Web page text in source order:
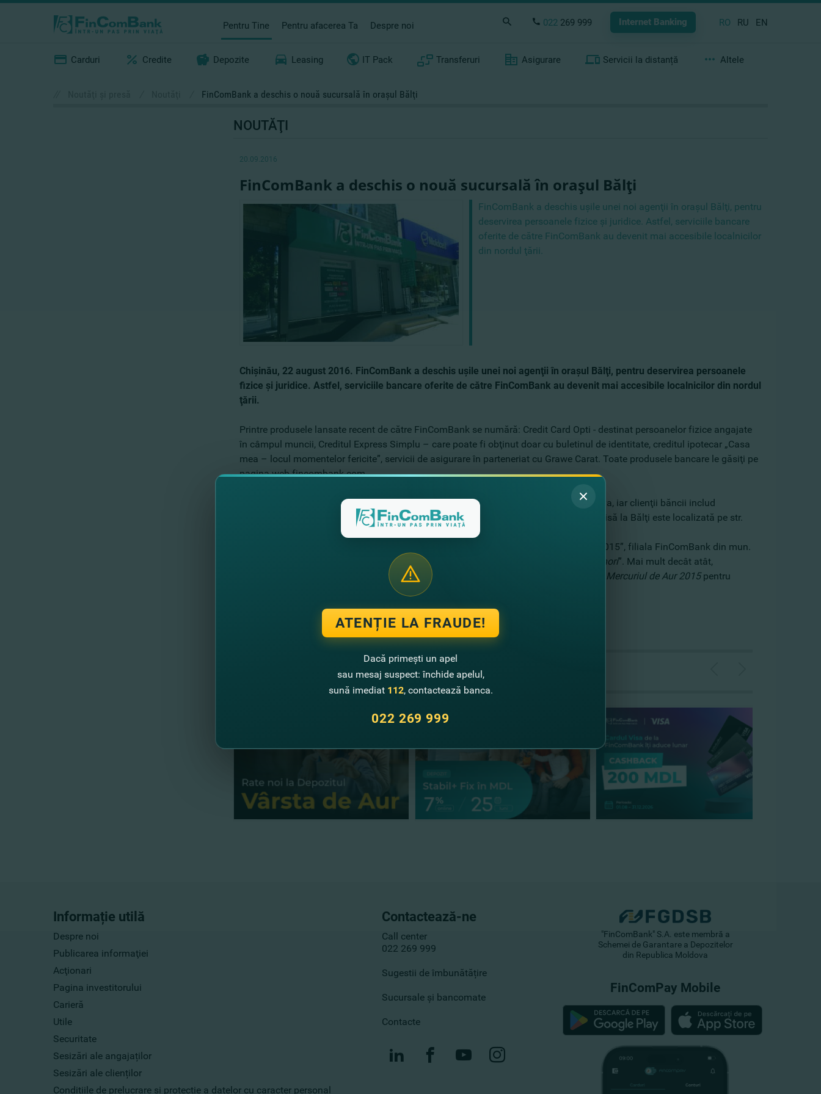
Pentru Tine Pentru afacerea Ta Despre noi 022 269 999 Internet Banking RO RU EN
Carduri Credite Depozite Leasing IT Pack Transferuri Asigurare Servicii la distanță Altele
FinComBank a deschis o nouă sucursală în oraşul Bălţi
NOUTĂŢI
20.09.2016
FinComBank a deschis o nouă sucursală în oraşul Bălţi
FinComBank a deschis uşile unei noi agenţii în oraşul Bălţi, pentru
deservirea persoanele fizice şi juridice. Astfel, serviciile bancare
oferite de către FinComBank au devenit mai accesibile localnicilor
din nordul ţării.
Chişinău, 22 august 2016. FinComBank a deschis uşile unei noi agenţii în oraşul Bălţi, pentru deservirea persoanele
fizice şi juridice. Astfel, serviciile bancare oferite de către FinComBank au devenit mai accesibile localnicilor din nordul
ţării.
Printre produsele lansate recent de către FinComBank se numără: Credit Card Opti - destinat persoanelor fizice angajate
în câmpul muncii, Creditul Express Simplu – care poate fi obţinut doar cu buletinul de identitate, creditul ipotecar „Casa
mea – locul momentelor fericite”, servicii de asigurare în parteneriat cu Grawe Carat. Toate produsele bancare le găsiţi pe
pagina web fincombank.com.
În total, FinComBank deţine 92 de sucursale amplasate pe teritoriul Republicii Moldova, iar clienţii băncii includ
persoanele fizice, juridice şi cetăţeni străini. Agenţia nr. 8 a băncii FinComBank deschisă la Bălţi este localizată pe str.
Menţionăm că, în luna iulie a.c., la concursul „Cel mai bun antreprenor al Găgăuziei 2015”, filiala FinComBank din mun.
Cea mai bună bancă la oferirea serviciilor pentru antreprenori”. Mai mult decât atât,
FinComBank a fost premiat şi de către Camera de Comerţ şi Industrie (CCI) cu trofeul
Mercuriul de Aur 2015pentru
activitatea responsabilă pe care o are banca în domeniul social.
Alte noutăţi
Informație utilă
Despre noi
Publicarea informaţiei
Acţionari
Pagina investitorului
Carieră
Utile
Securitate
Sesizări ale angajaților
Sesizări ale clienților
Condițiile de prelucrare și protecție a datelor cu caracter personal
Contactează-ne
Call center
022 269 999
Sugestii de îmbunătățire
Sucursale și bancomate
Contacte
"FinComBank" S.A. este membră a
Schemei de Garantare a Depozitelor
din Republica Moldova
FinComPay Mobile
ATENȚIE LA FRAUDE!
Dacă primești un apel
sau mesaj suspect: închide apelul,
sună imediat 112, contactează banca.
022 269 999